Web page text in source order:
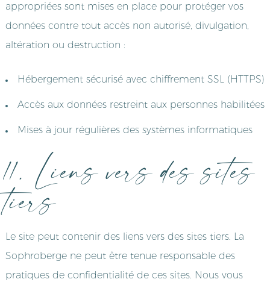
appropriées sont mises en place pour protéger vos
données contre tout accès non autorisé, divulgation,
altération ou destruction :
Hébergement sécurisé avec chiffrement SSL (HTTPS)
Accès aux données restreint aux personnes habilitées
Mises à jour régulières des systèmes informatiques
11. Liens vers des sites
tiers
Le site peut contenir des liens vers des sites tiers. La
Sophroberge ne peut être tenue responsable des
pratiques de confidentialité de ces sites. Nous vous